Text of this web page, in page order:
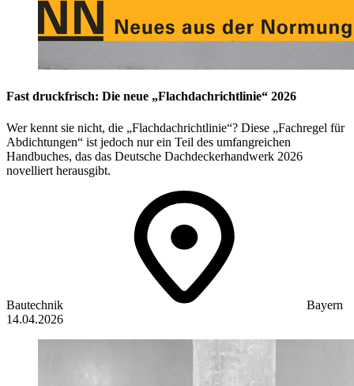
Fast druckfrisch: Die neue „Flachdachrichtlinie“ 2026
Wer kennt sie nicht, die „Flachdachrichtlinie“? Diese „Fachregel für
Abdichtungen“ ist jedoch nur ein Teil des umfangreichen
Handbuches, das das Deutsche Dachdeckerhandwerk 2026
novelliert herausgibt.
Bautechnik
Bayern
14.04.2026